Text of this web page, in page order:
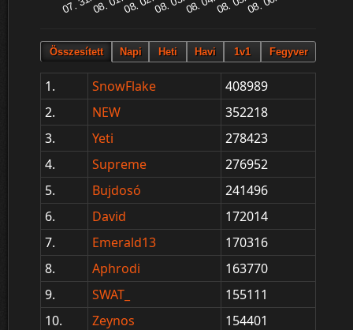
1. SnowFlake
408989
2.
NEW
352218
3.
Yeti
278423
4.
Supreme
276952
5.
Bujdosó
241496
6.
David
172014
7.
Emerald13
170316
8.
Aphrodi
163770
9.
SWAT_
155111
10.
Zeynos 154401